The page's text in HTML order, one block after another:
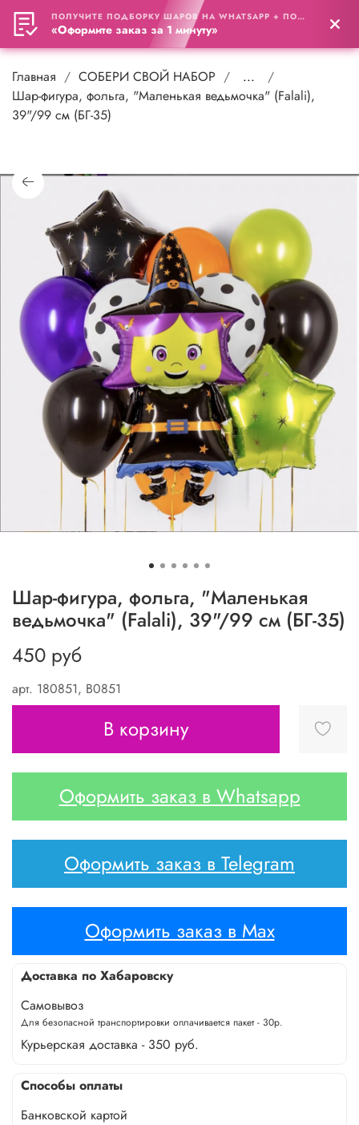
0
Главная СОБЕРИ СВОЙ НАБОР
...
Шар-фигура, фольга, "Маленькая ведьмочка" (Falali),
39"/99 см (БГ-35)
арт. 180851, В0851
Шар-фигура, фольга, "Маленькая
ведьмочка" (Falali), 39"/99 см (БГ-35)
450 руб
В корзину
Оформить заказ в Whatsapp
Оформить заказ в Telegram
Оформить заказ в Max
Доставка по Хабаровску
Самовывоз
Для безопасной транспортировки оплачивается пакет - 30р.
Курьерская доставка - 350 руб.
Способы оплаты
Банковской картой
ПОЛУЧИТЕ ПОДБОРКУ ШАРОВ НА WHATSAPP + ПОДАРОК
«Оформите заказ за 1 минуту»